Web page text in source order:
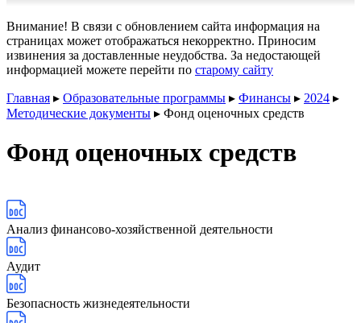
Внимание! В связи с обновлением сайта информация на
страницах может отображаться некорректно. Приносим
извинения за доставленные неудобства. За недостающей
информацией можете перейти по старому сайту
Главная ▸ Образовательные программы ▸ Финансы ▸ 2024 ▸
Методические документы ▸ Фонд оценочных средств
Фонд оценочных средств
Анализ финансово-хозяйственной деятельности
Аудит
Безопасность жизнедеятельности